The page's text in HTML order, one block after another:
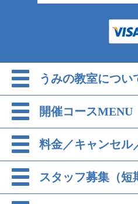
うみの教室につ
開催コースMENU
料金／キャンセル
スタッフ募集（短